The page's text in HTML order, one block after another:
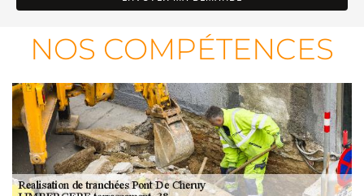
NOS COMPÉTENCES